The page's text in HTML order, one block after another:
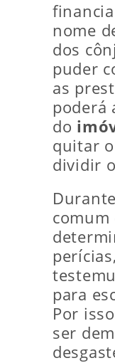
nome
dos
puder
as
poderá
do
quitar
dividir
para
Por
ser